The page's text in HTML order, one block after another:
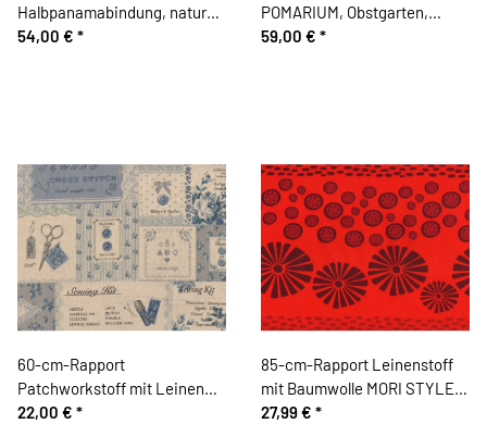
Halbpanamabindung, natur
dunkel
54,00 € *
POMARIUM, Obstgarten,
natur, Clarke & Clarke
59,00 € *
60-cm-Rapport
Patchworkstoff mit Leinen
CUTE, Sticken und Nähen,
22,00 € *
85-cm-Rapport Leinenstoff
mit Baumwolle MORI STYLE,
Ovale und Schrift, rot
27,99 € *